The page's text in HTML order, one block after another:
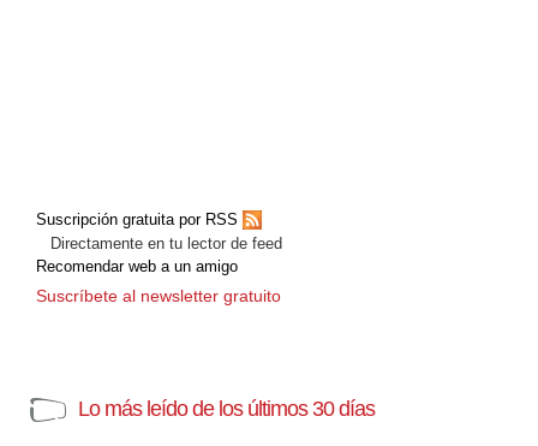
Suscripción gratuita por RSS
Directamente en tu lector de feed
Recomendar web a un amigo
Suscríbete al newsletter gratuito
Lo más leído de los últimos 30 días